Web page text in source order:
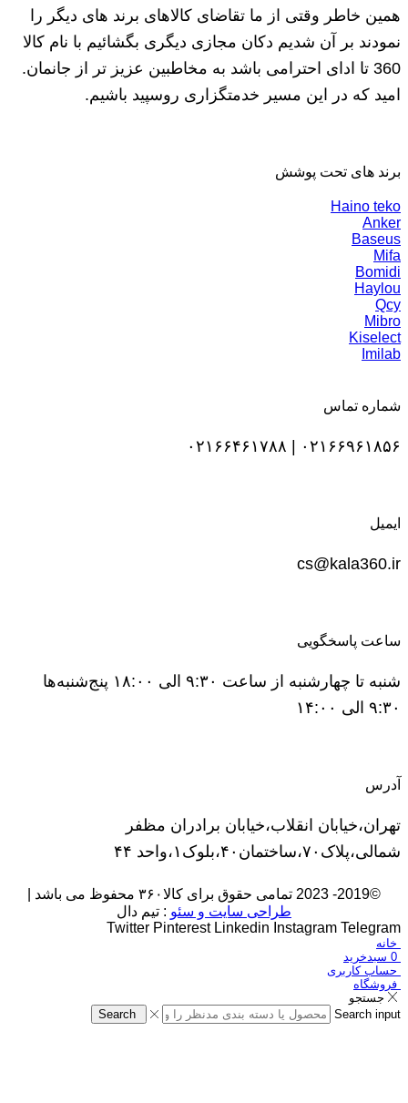
همین خاطر وقتی از ما تقاضای کالاهای برند های دیگر را
نمودند بر آن شدیم دکان مجازی دیگری بگشائیم با نام کالا
360 تا ادای احترامی باشد به مخاطبین عزیز تر از جانمان.
امید که در این مسیر خدمتگزاری روسپید باشیم.
برند های تحت پوشش
Haino teko
Anker
Baseus
Mifa
Bomidi
Haylou
Qcy
Mibro
Kiselect
Imilab
شماره تماس
۰۲۱۶۶۹۶۱۸۵۶ | ۰۲۱۶۶۴۶۱۷۸۸
ایمیل
cs@kala360.ir
ساعت پاسخگویی
شنبه تا چهارشنبه از ساعت ۹:۳۰ الی ۱۸:۰۰ پنج‌شنبه‌ها
۹:۳۰ الی ۱۴:۰۰
آدرس
تهران،خیابان انقلاب،خیابان برادران مظفر
شمالی،پلاک۷۰،ساختمان۴۰،بلوک۱،واحد ۴۴
©2019- 2023 تمامی حقوق برای کالا۳۶۰ محفوظ می باشد |
طراحی سایت و سئو : تیم دال
Twitter Pinterest Linkedin Instagram Telegram
خانه
0 سبدخرید
حساب کاربری
فروشگاه
جستجو
Search input
Search